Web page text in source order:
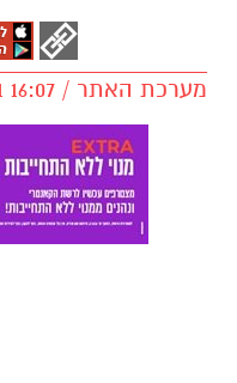
מערכת האתר / 16:07 09.08.21